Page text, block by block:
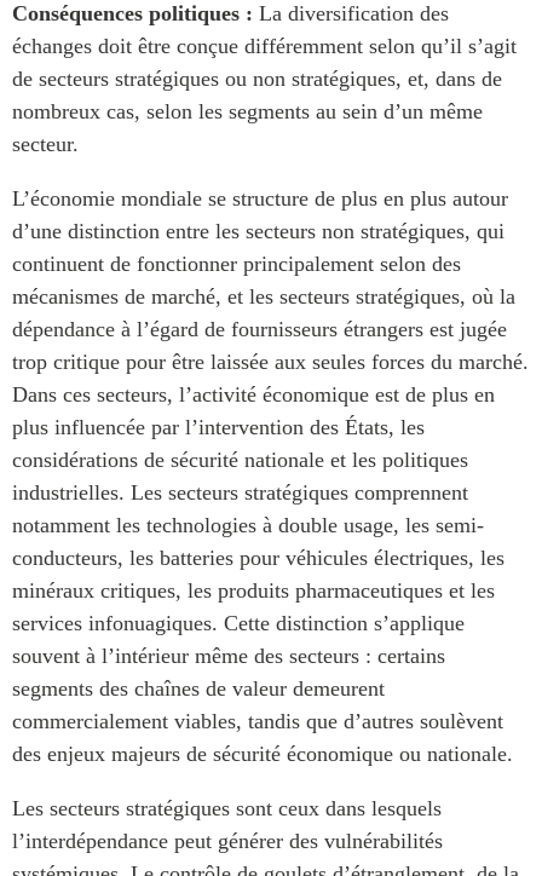
Conséquences politiques : La diversification des
échanges doit être conçue différemment selon qu’il s’agit
de secteurs stratégiques ou non stratégiques, et, dans de
nombreux cas, selon les segments au sein d’un même
secteur.
L’économie mondiale se structure de plus en plus autour
d’une distinction entre les secteurs non stratégiques, qui
continuent de fonctionner principalement selon des
mécanismes de marché, et les secteurs stratégiques, où la
dépendance à l’égard de fournisseurs étrangers est jugée
trop critique pour être laissée aux seules forces du marché.
Dans ces secteurs, l’activité économique est de plus en
plus influencée par l’intervention des États, les
considérations de sécurité nationale et les politiques
industrielles. Les secteurs stratégiques comprennent
notamment les technologies à double usage, les semi-
conducteurs, les batteries pour véhicules électriques, les
minéraux critiques, les produits pharmaceutiques et les
services infonuagiques. Cette distinction s’applique
souvent à l’intérieur même des secteurs : certains
segments des chaînes de valeur demeurent
commercialement viables, tandis que d’autres soulèvent
des enjeux majeurs de sécurité économique ou nationale.
Les secteurs stratégiques sont ceux dans lesquels
l’interdépendance peut générer des vulnérabilités